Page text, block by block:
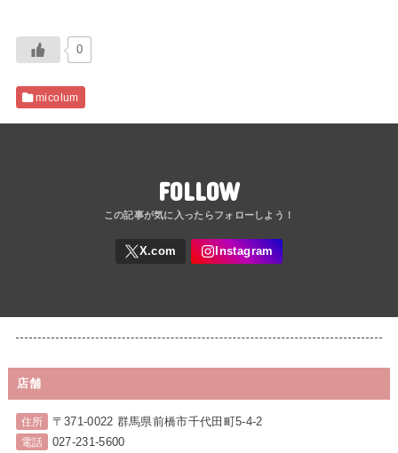
0
micolum
FOLLOW
店舗
住所 〒371-0022 群馬県前橋市千代田町5-4-2
電話 027-231-5600